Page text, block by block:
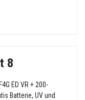
8
ED VR + 200-
Batterie, UV und